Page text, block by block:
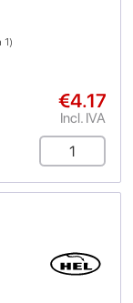
1)
€4.17
Incl. IVA